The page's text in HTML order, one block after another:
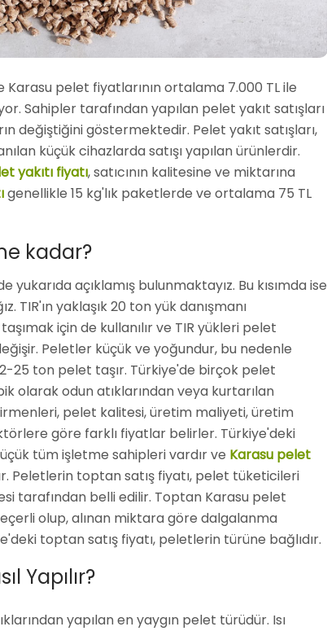
Karasu pelet fiyatlarının ortalama 7.000 TL ile
Sahipler tarafından yapılan pelet yakıt satışları
değiştiğini göstermektedir. Pelet yakıt satışları,
küçük cihazlarda satışı yapılan ürünlerdir.
yakıtı fiyatı, satıcının kalitesine ve miktarına
genellikle 15 kg'lık paketlerde ve ortalama 75 TL
kadar?
yukarıda açıklamış bulunmaktayız. Bu kısımda ise
TIR'ın yaklaşık 20 ton yük danışmanı
için de kullanılır ve TIR yükleri pelet
Peletler küçük ve yoğundur, bu nedenle
25 ton pelet taşır. Türkiye'de birçok pelet
olarak odun atıklarından veya kurtarılan
pelet kalitesi, üretim maliyeti, üretim
göre farklı fiyatlar belirler. Türkiye'deki
tüm işletme sahipleri vardır ve Karasu pelet
Peletlerin toptan satış fiyatı, pelet tüketicileri
tarafından belli edilir. Toptan Karasu pelet
olup, alınan miktara göre dalgalanma
toptan satış fiyatı, peletlerin türüne bağlıdır.
Yapılır?
yapılan en yaygın pelet türüdür. Isı